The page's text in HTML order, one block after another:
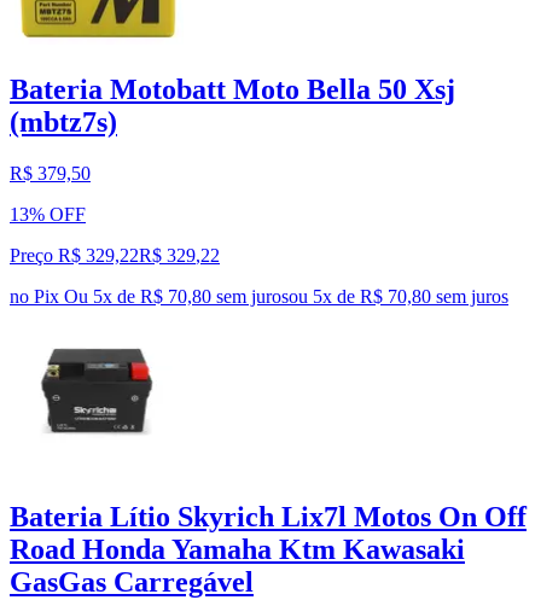
Bateria Motobatt Moto Bella 50 Xsj
(mbtz7s)
R$ 379,50
13% OFF
Preço R$ 329,22R$ 329,22
no Pix Ou 5x de R$ 70,80 sem jurosou 5x de R$ 70,80 sem juros
Bateria Lítio Skyrich Lix7l Motos On Off
Road Honda Yamaha Ktm Kawasaki
GasGas Carregável